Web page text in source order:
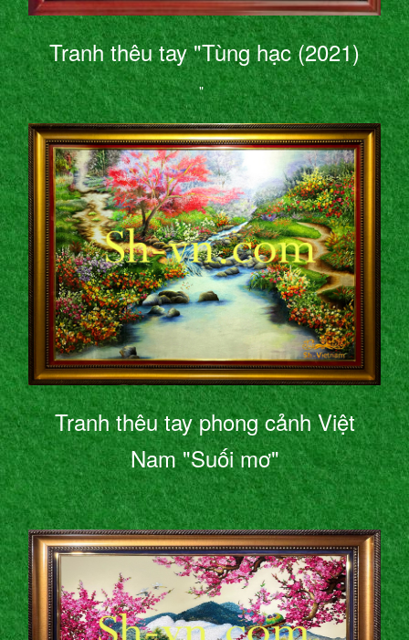
Tranh thêu tay "Tùng hạc (2021)
"
Tranh thêu tay phong cảnh Việt
Nam "Suối mơ"